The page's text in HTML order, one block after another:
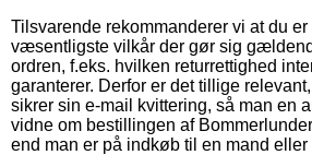
Tilsvarende rekommanderer vi at du
væsentligste vilkår der gør sig
ordren, f.eks. hvilken returrettighed
garanterer. Derfor er det tillige
sikrer sin e-mail kvittering, så man en
vidne om bestillingen af
end man er på indkøb til en mand eller